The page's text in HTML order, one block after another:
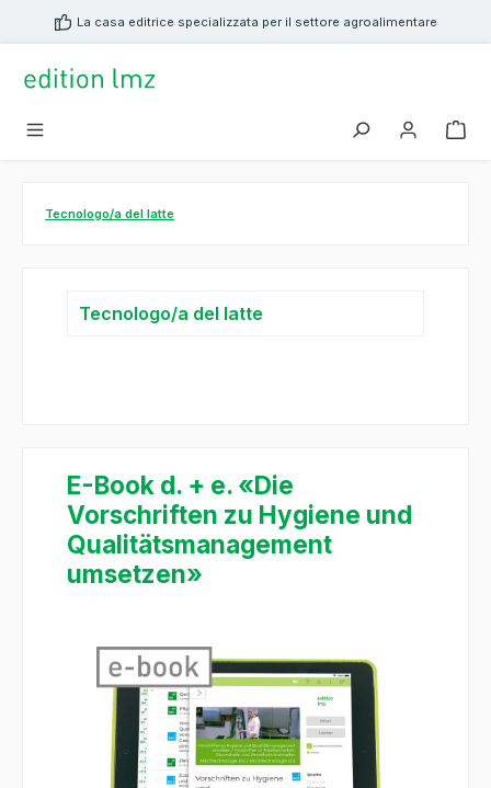
principaleLa casa editrice specializzata per il settore agroalimentare
Tecnologo/a del latte
Tecnologo/a del latte
E-Book d. + e. «Die
Vorschriften zu Hygiene und
Qualitätsmanagement
umsetzen»
Salta la galleria di immagini